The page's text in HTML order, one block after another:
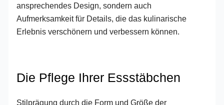
ansprechendes Design, sondern auch
Aufmerksamkeit für Details, die das kulinarische
Erlebnis verschönern und verbessern können.
Die Pflege Ihrer Essstäbchen
Stilprägung durch die Form und Größe der